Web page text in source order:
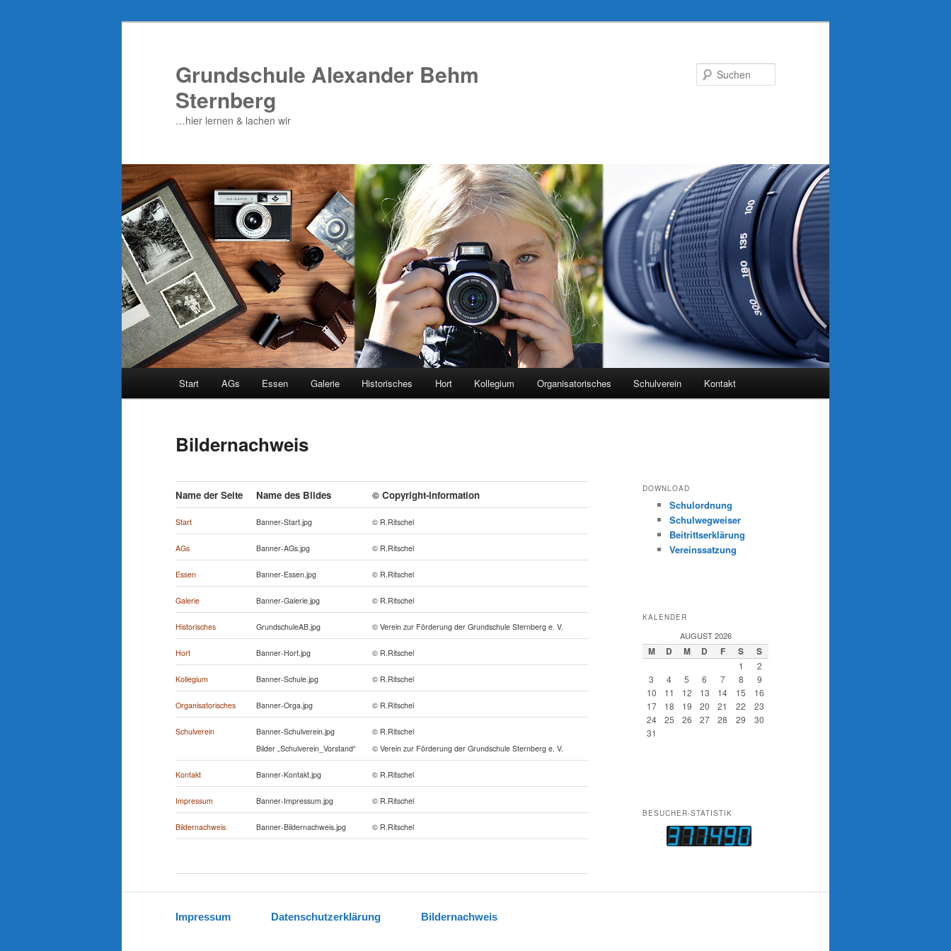
Grundschule Alexander Behm
Sternberg
…hier lernen & lachen wir
Start AGs Essen Galerie Historisches Hort Kollegium Organisatorisches Schulverein Kontakt
Bildernachweis
Name der Seite Name des Bildes © Copyright-Information
Start Banner-Start.jpg © R.Ritschel
AGs Banner-AGs.jpg © R.Ritschel
Essen Banner-Essen.jpg © R.Ritschel
Galerie Banner-Galerie.jpg © R.Ritschel
Historisches GrundschuleAB.jpg © Verein zur Förderung der Grundschule Sternberg e. V.
Hort Banner-Hort.jpg © R.Ritschel
Kollegium Banner-Schule.jpg © R.Ritschel
Organisatorisches Banner-Orga.jpg © R.Ritschel
Schulverein
Banner-Schulverein.jpg
Bilder „Schulverein_Vorstand“
© R.Ritschel
© Verein zur Förderung der Grundschule Sternberg e. V.
Kontakt Banner-Kontakt.jpg © R.Ritschel
Impressum Banner-Impressum.jpg © R.Ritschel
Bildernachweis Banner-Bildernachweis.jpg © R.Ritschel
DOWNLOAD
Schulordnung
Schulwegweiser
Beitrittserklärung
Vereinssatzung
KALENDER
AUGUST 2026
M D M D F S S
1
2
3
4 5 6 7 8
9
10
11 12 13 14 15
16
17
18 19 20 21 22
23
24
25 26 27 28 29
30
31
BESUCHER-STATISTIK
Impressum Datenschutzerklärung Bildernachweis